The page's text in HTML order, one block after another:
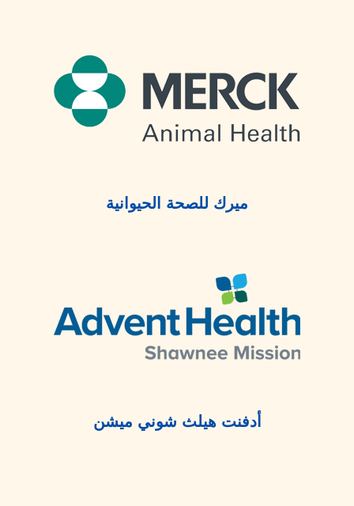
ميرك للصحة الحيوانية
أدفنت هيلث شوني ميشن